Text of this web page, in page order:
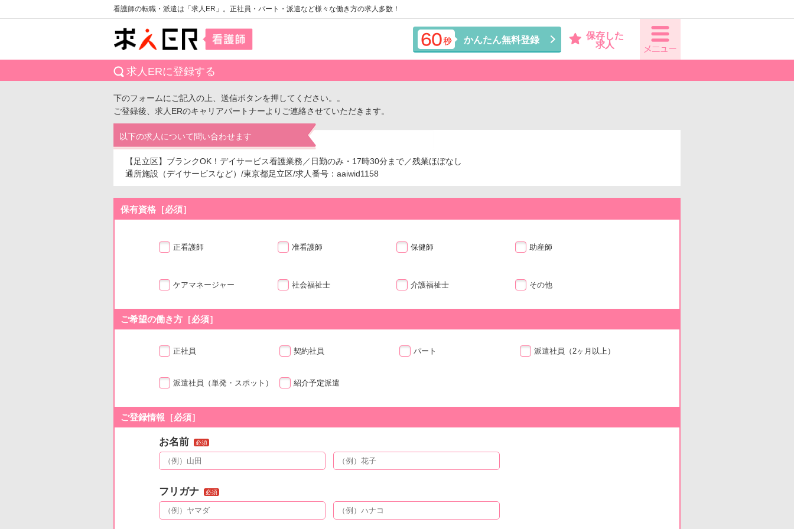
看護師の転職・派遣は「求人ER」。正社員・パート・派遣など様々な働き方の求人多数！
かんたん無料登録
保存した
求人
求人ERに登録する
下のフォームにご記入の上、送信ボタンを押してください。。
ご登録後、求人ERのキャリアパートナーよりご連絡させていただきます。
以下の求人について問い合わせます
【足立区】ブランクOK！デイサービス看護業務／日勤のみ・17時30分まで／残業ほぼなし
通所施設（デイサービスなど）/東京都足立区/求人番号：aaiwid1158
保有資格［必須］
正看護師 准看護師 保健師 助産師
ケアマネージャー 社会福祉士 介護福祉士 その他
ご希望の働き方［必須］
正社員 契約社員 パート 派遣社員 （2ヶ月以上）
派遣社員 （単発・スポット） 紹介予定派遣
ご登録情報［必須］
お名前 必須
フリガナ 必須